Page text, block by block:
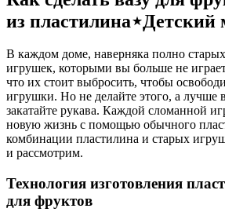
из пластилина⋆Детский
В каждом доме, наверняка полно
игрушек, которыми вы больше не
что их стоит выбросить, чтобы
игрушки. Но не делайте этого, а лучше
закатайте рукава. Каждой сломанной
новую жизнь с помощью обычного
комбинации пластилина и старых
и рассмотрим.
Технология изготовления
для фруктов